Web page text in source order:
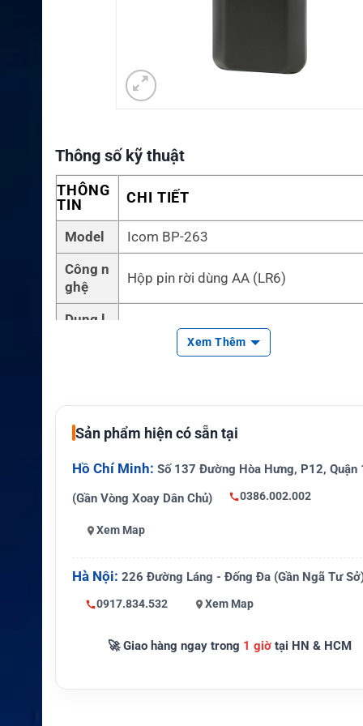
Thông số kỹ thuật
THÔNG
TIN
CHI TIẾT
Model
Icom BP-263
Công n
ghệ
Hộp pin rời dùng AA (LR6)
Dung l
Phụ thuộc pin AA được lắp
Năng l
Phụ thuộc loại và dung lượng pin AA
ước
Đang cập nhật
Trọng l
ượng
Chuẩn
bảo vệ
Không có cấp chống nước riêng được
công bố
Không được công bố
Xem Thêm
Sản phẩm hiện có sẵn tại
Hồ Chí Minh: Số 137 Đường Hòa Hưng, P12, Quận
(Gần Vòng Xoay Dân Chủ)
0386.002.002
Xem Map
Hà Nội: 226 Đường Láng - Đống Đa (Gần Ngã Tư
0917.834.532 Xem Map
🚀 Giao hàng ngay trong 1 giờtại HN & HCM